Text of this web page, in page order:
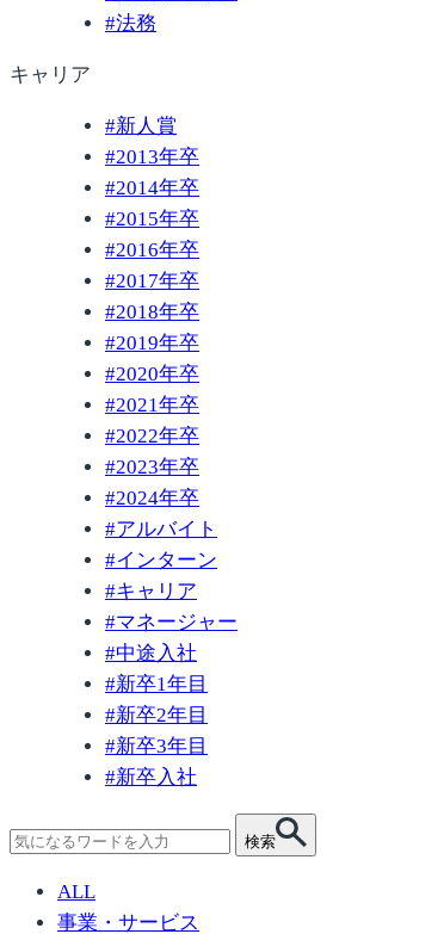
#法務
キャリア
#新人賞
#2013年卒
#2014年卒
#2015年卒
#2016年卒
#2017年卒
#2018年卒
#2019年卒
#2020年卒
#2021年卒
#2022年卒
#2023年卒
#2024年卒
#アルバイト
#インターン
#キャリア
#マネージャー
#中途入社
#新卒1年目
#新卒2年目
#新卒3年目
#新卒入社
検
索:
検索
ALL
事業・サービス